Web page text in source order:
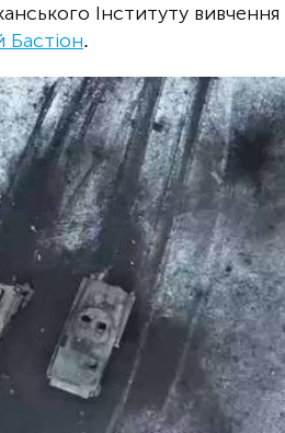
Інституту вивчення
Бастіон.